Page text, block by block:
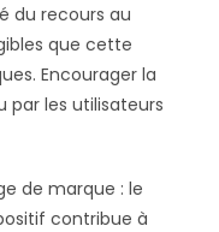
du recours au
que cette
Encourager la
les utilisateurs
de marque : le
contribue à